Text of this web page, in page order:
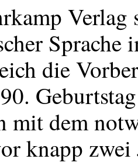
Sprache
die
dem
knapp zwei